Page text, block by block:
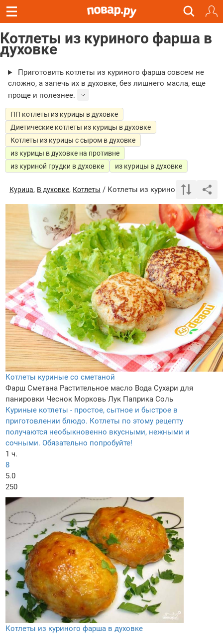
Котлеты из куриного фарша в
духовке
Приготовить котлеты из куриного фарша совсем не
сложно, а запечь их в духовке, без лишнего масла, еще
проще и полезнее.
ПП котлеты из курицы в духовке
Диетические котлеты из курицы в духовке
Котлеты из курицы с сыром в духовке
из курицы в духовке на противне
из куриной грудки в духовке
из курицы в духовке
Курица, В духовке, Котлеты / Котлеты из куриного фарша в
Котлеты куриные со сметаной
Фарш Сметана Растительное масло Вода Сухари для
панировки Чеснок Морковь Лук Паприка Соль
Куриные котлеты - простое, сытное и быстрое в
приготовлении блюдо. Котлеты по этому рецепту
получаются необыкновенно вкусными, нежными и
сочными. Обязательно попробуйте!
1 ч.
8
5.0
250
Котлеты из куриного фарша в духовке